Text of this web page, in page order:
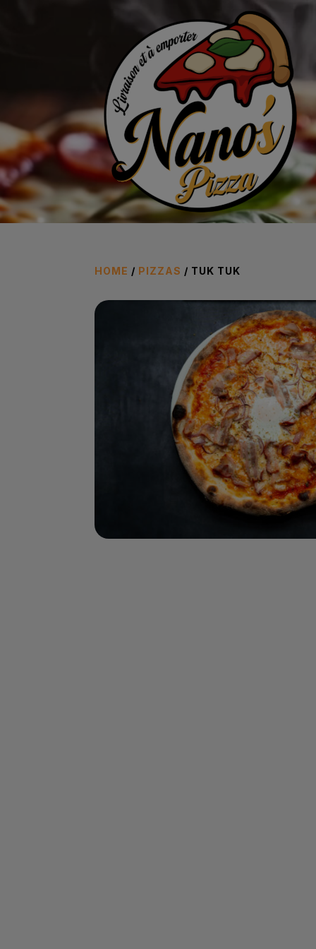
HOME / PIZZAS / TUK TUK